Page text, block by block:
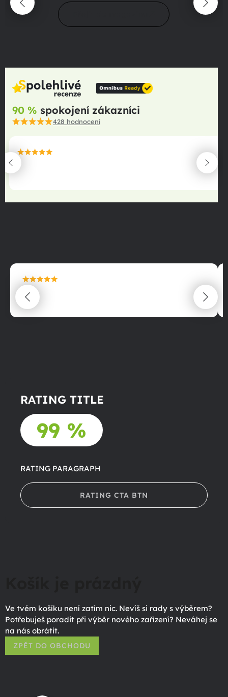
90 % spokojení zákazníci
428 hodnocení
maximální spokojenost
22.06.2025
maximální spokojenost
22.06.2025
RATING TITLE
99 %
RATING PARAGRAPH
RATING CTA BTN
Ve tvém košíku není zatím nic. Nevíš si rady s výběrem?
Potřebuješ poradit při výběr nového zařízení? Neváhej se
na nás obrátit.
ZPĚT DO OBCHODU